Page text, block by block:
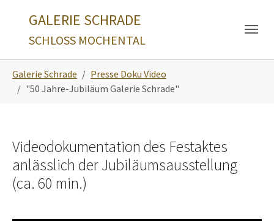
GALERIE SCHRADE
SCHLOSS MOCHENTAL
Galerie Schrade
Presse Doku Video
"50 Jahre-Jubiläum Galerie Schrade"
Videodokumentation des Festaktes
anlässlich der Jubiläumsausstellung
(ca. 60 min.)